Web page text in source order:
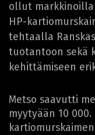
ollut markkinoilla
HP-
tehtaalla
tuotantoon sekä
kehittämiseen
Metso saavutti
myytyään 10